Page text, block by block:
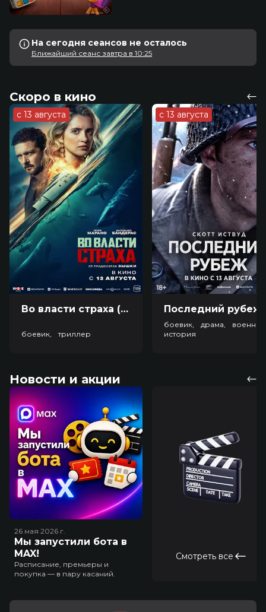
На сегодня сеансов не осталось
Ближайший сеанс завтра в 10:25
Скоро в кино
с 13 августа
Во власти страха (18+)
боевик, триллер
с 13 августа
боевик, драма,
история
Новости и акции
26 мая 2026 г.
Мы запустили бота в
MAX!
Расписание, премьеры и
покупка — в пару касаний.
Смотреть все